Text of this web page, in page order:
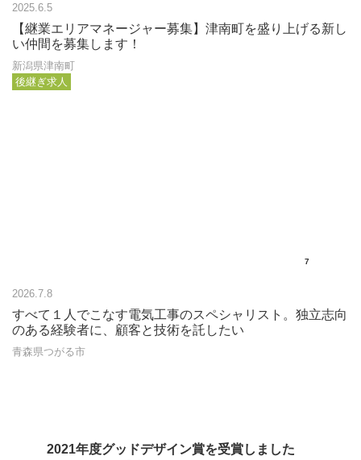
2025.6.5
【継業エリアマネージャー募集】津南町を盛り上げる新し
い仲間を募集します！
新潟県津南町
7
後継ぎ求人
2026.7.8
すべて１人でこなす電気工事のスペシャリスト。独立志向
のある経験者に、顧客と技術を託したい
青森県つがる市
2021年度グッドデザイン賞を受賞しました